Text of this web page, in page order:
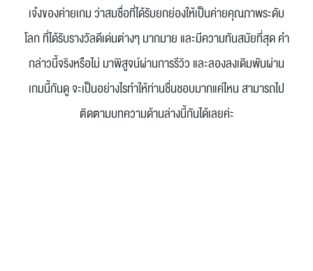
เจ๋งของค่ายเกม ว่าสมชื่อที่ได้รับยกย่องให้เป็นค่ายคุณภาพระดับ
โลก ที่ได้รับรางวัลดีเด่นต่างๆ มากมาย และมีความทันสมัยที่สุด คำ
กล่าวนี้จริงหรือไม่ มาพิสูจน์ผ่านการรีวิว และลองลงเดิมพันผ่าน
เกมนี้กันดู จะเป็นอย่างไรทำให้ท่านชื่นชอบมากแค่ไหน สามารถไป
ติดตามบทความด้านล่างนี้กันได้เลยค่ะ